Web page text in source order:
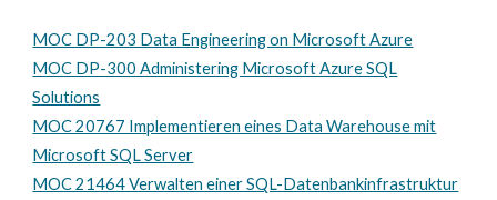
MOC DP-203 Data Engineering on Microsoft Azure
MOC DP-300 Administering Microsoft Azure SQL
Solutions
MOC 20767 Implementieren eines Data Warehouse mit
Microsoft SQL Server
MOC 21464 Verwalten einer SQL-Datenbankinfrastruktur